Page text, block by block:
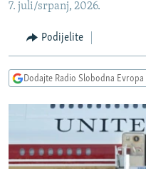
navigaciju
Pređite
pretragu
CRNA GORA
VIZUELNO
FOTOGALERIJE
INFOGRAFIKE
PODCASTI
RAT U UKRAJINI
KINA NA BALKANU
RSE PRIČE IZ SVIJETA
ISPRIČAJ MI
7. juli/srpanj, 2026.
Podijelite
Dodajte Radio Slobodna